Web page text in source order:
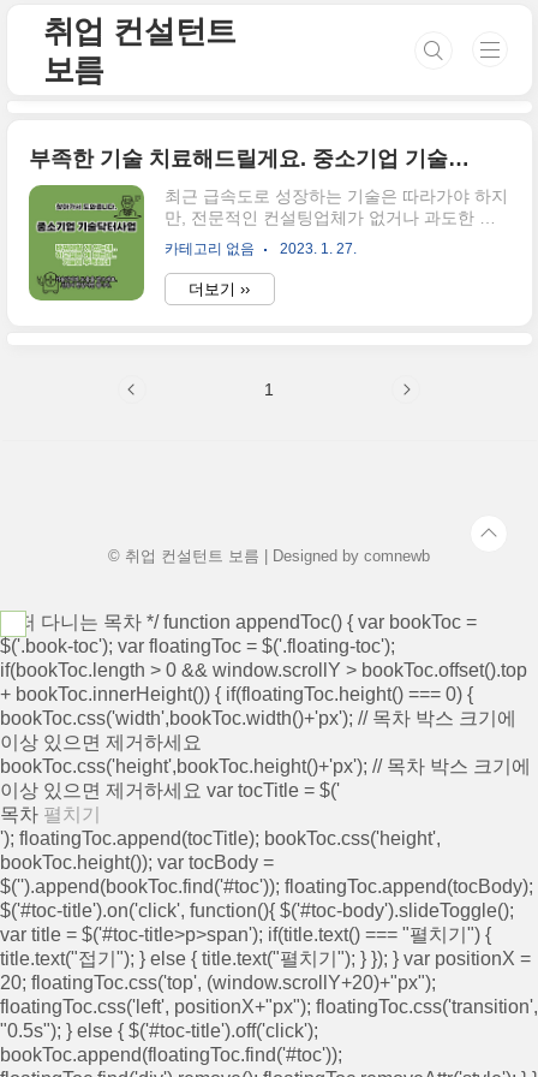
취업 컨설턴트
보름
부족한 기술 치료해드릴게요. 중소기업 기술닥터 사업 모집 공고
최근 급속도로 성장하는 기술은 따라가야 하지
만, 전문적인 컨설팅업체가 없거나 과도한 인
건비로 골치 아프신 대표님 혹은 임원분들이
계시죠? 주문 제작한 기기를 손 보고 싶은데,
주문한 업체에 다시 의뢰를 맡기기에는 과도한
비용이 들고, 다른 제품을 기술적인 부분만 보
허투루 쏟는 것은 아닌지 걱정되시는 대표, 임
카테고리 없음 2023. 1. 27.
더보기 ››
1
© 취업 컨설턴트 보름 | Designed by comnewb
/* 떠 다니는 목차 */ function appendToc() { var bookToc =
$('.book-toc'); var floatingToc = $('.floating-toc');
if(bookToc.length > 0 && window.scrollY > bookToc.offset().top
+ bookToc.innerHeight()) { if(floatingToc.height() === 0) {
bookToc.css('width',bookToc.width()+'px'); // 목차 박스 크기에
이상 있으면 제거하세요
bookToc.css('height',bookToc.height()+'px'); // 목차 박스 크기에
이상 있으면 제거하세요 var tocTitle = $('
목차 펼치기
'); floatingToc.append(tocTitle); bookToc.css('height',
bookToc.height()); var tocBody =
$('').append(bookToc.find('#toc')); floatingToc.append(tocBody);
$('#toc-title').on('click', function(){ $('#toc-body').slideToggle();
var title = $('#toc-title>p>span'); if(title.text() === "펼치기") {
title.text("접기"); } else { title.text("펼치기"); } }); } var positionX =
20; floatingToc.css('top', (window.scrollY+20)+"px");
floatingToc.css('left', positionX+"px"); floatingToc.css('transition',
"0.5s"); } else { $('#toc-title').off('click');
bookToc.append(floatingToc.find('#toc'));